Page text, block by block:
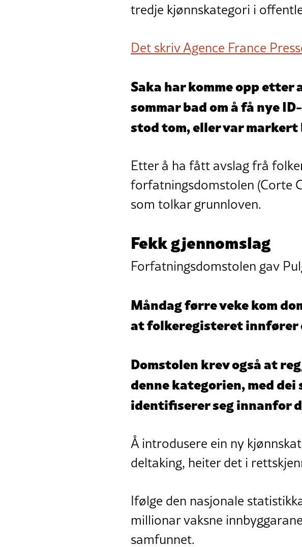
tredje kjønnskategori i
Det skriv Agence France
Saka har komme opp etter
sommar bad om å få nye
stod tom, eller var markert
Etter å ha fått avslag frå
forfatningsdomstolen (Corte
som tolkar grunnloven.
Fekk gjennomslag
Forfatningsdomstolen gav
Måndag førre veke kom
at folkeregisteret
Domstolen krev også at
denne kategorien, med dei
identifiserer seg innanfor
Å introdusere ein ny
deltaking, heiter det i
Ifølge den nasjonale
millionar vaksne
samfunnet.